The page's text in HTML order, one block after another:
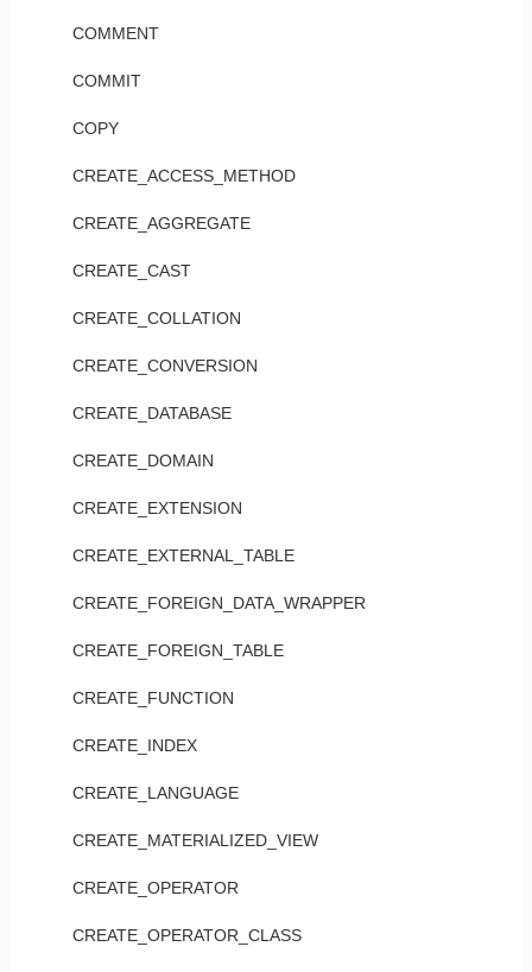
COMMENT
COMMIT
COPY
CREATE_ACCESS_METHOD
CREATE_AGGREGATE
CREATE_CAST
CREATE_COLLATION
CREATE_CONVERSION
CREATE_DATABASE
CREATE_DOMAIN
CREATE_EXTENSION
CREATE_EXTERNAL_TABLE
CREATE_FOREIGN_DATA_WRAPPER
CREATE_FOREIGN_TABLE
CREATE_FUNCTION
CREATE_INDEX
CREATE_LANGUAGE
CREATE_MATERIALIZED_VIEW
CREATE_OPERATOR
CREATE_OPERATOR_CLASS